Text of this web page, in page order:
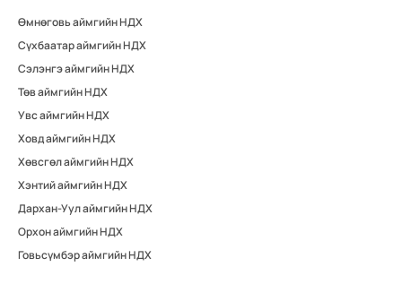
Өмнөговь аймгийн НДХ
Сүхбаатар аймгийн НДХ
Сэлэнгэ аймгийн НДХ
Төв аймгийн НДХ
Увс аймгийн НДХ
Ховд аймгийн НДХ
Хөвсгөл аймгийн НДХ
Хэнтий аймгийн НДХ
Дархан-Уул аймгийн НДХ
Орхон аймгийн НДХ
Говьсүмбэр аймгийн НДХ